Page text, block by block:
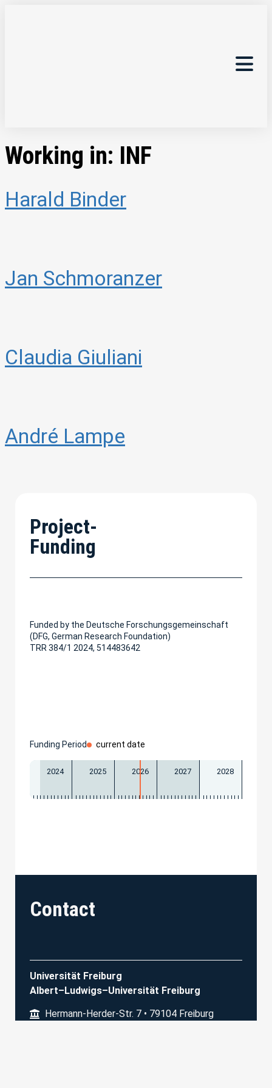
Working in: INF
Harald Binder
Jan Schmoranzer
Claudia Giuliani
André Lampe
Project-
Funding
Funded by the Deutsche Forschungsgemeinschaft
(DFG, German Research Foundation)
TRR 384/1 2024, 514483642
Funding Period current date
2024 2025 2026 2027 2028
Contact
Universität Freiburg
Albert–Ludwigs–Universität Freiburg
Hermann-Herder-Str. 7 • 79104 Freiburg